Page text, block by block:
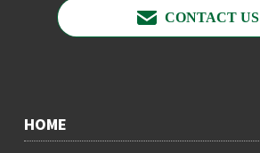
CONTACT US
HOME